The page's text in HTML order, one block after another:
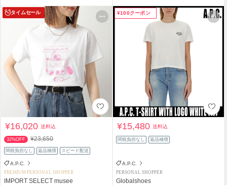
タイムセール
¥16,020送料込
32%OFF ¥23,650
関税負担なし 返品補償 スピード配送
A.P.C.
PREMIUM PERSONAL SHOPPER
IMPORT SELECT musee
¥100クーポン
¥15,480送料込
関税負担なし 返品補償
A.P.C.
PERSONAL SHOPPER
Globalshoes